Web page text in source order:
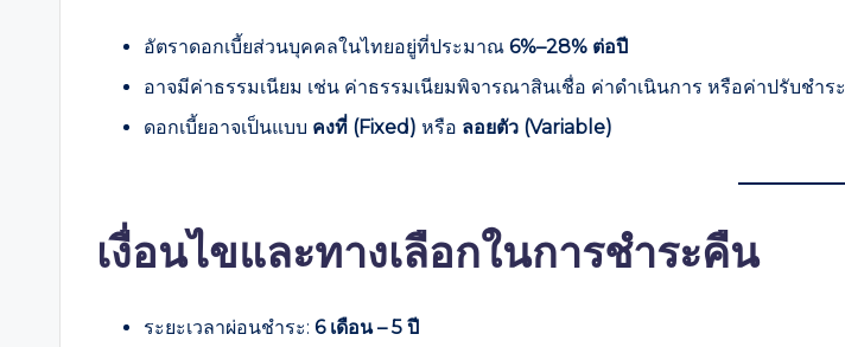
อัตราดอกเบี้ยส่วนบุคคลในไทยอยู่ที่ประมาณ 6%–28% ต่อปี
อาจมีค่าธรรมเนียม เช่น ค่าธรรมเนียมพิจารณาสินเชื่อ ค่าดำเนินการ หรือค่าปรับชำร
ดอกเบี้ยอาจเป็นแบบ คงที่ (Fixed) หรือ ลอยตัว (Variable)
เงื่อนไขและทางเลือกในการชำระคืน
ระยะเวลาผ่อนชำระ: 6 เดือน – 5 ปี